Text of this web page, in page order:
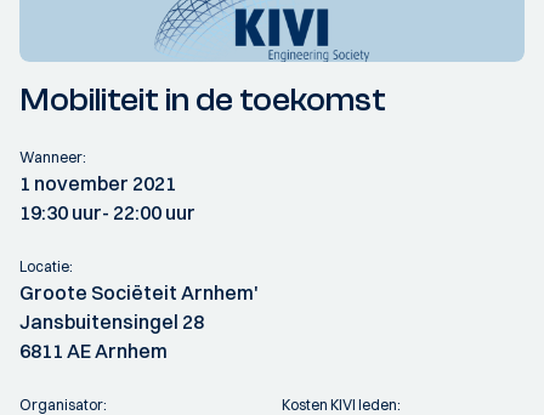
Mobiliteit in de toekomst
Wanneer:
1 november 2021
19:30 uur- 22:00 uur
Locatie:
Groote Sociëteit Arnhem'
Jansbuitensingel 28
6811 AE Arnhem
Organisator: Kosten KIVI leden: